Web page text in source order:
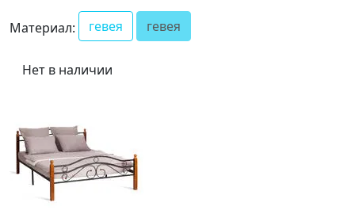
Материал: гевея гевея
Нет в наличии